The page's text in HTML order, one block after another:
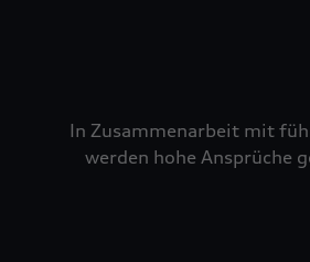
In Zusammenarbeit mit
werden hohe Ansprüche